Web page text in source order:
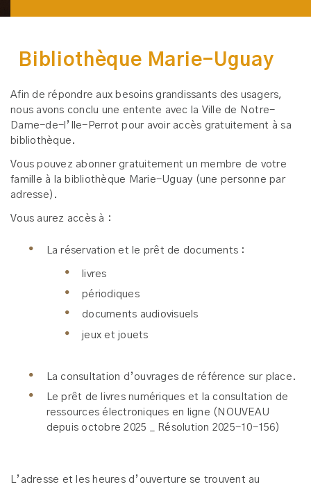
Bibliothèque Marie-Uguay
Afin de répondre aux besoins grandissants des usagers,
nous avons conclu une entente avec la Ville de Notre-
Dame-de-l’Ile-Perrot pour avoir accès gratuitement à sa
bibliothèque.
Vous pouvez abonner gratuitement un membre de votre
famille à la bibliothèque Marie-Uguay (une personne par
adresse).
Vous aurez accès à :
La réservation et le prêt de documents :
livres
périodiques
documents audiovisuels
jeux et jouets
La consultation d’ouvrages de référence sur place.
Le prêt de livres numériques et la consultation de
ressources électroniques en ligne (NOUVEAU
depuis octobre 2025 _ Résolution 2025-10-156)
L’adresse et les heures d’ouverture se trouvent au